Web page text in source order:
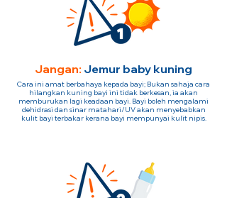
Jangan: Jemur baby kuning
Cara ini amat berbahaya kepada bayi; Bukan sahaja cara
hilangkan kuning bayi ini tidak berkesan, ia akan
memburukan lagi keadaan bayi. Bayi boleh mengalami
dehidrasi dan sinar matahari/UV akan menyebabkan
kulit bayi terbakar kerana bayi mempunyai kulit nipis.